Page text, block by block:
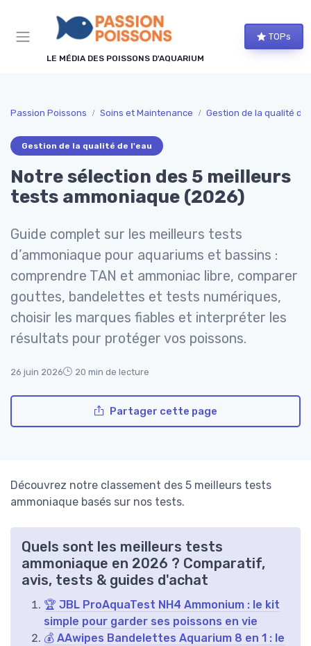
LE MÉDIA DES POISSONS D'AQUARIUM
TOPs
Passion Poissons Soins et Maintenance Gestion de la qualité de
Gestion de la qualité de l'eau
Notre sélection des 5 meilleurs
tests ammoniaque (2026)
Guide complet sur les meilleurs tests
d’ammoniaque pour aquariums et bassins :
comprendre TAN et ammoniac libre, comparer
gouttes, bandelettes et tests numériques,
choisir les marques fiables et interpréter les
résultats pour protéger vos poissons.
26 juin 2026 20 min de lecture
Partager cette page
Découvrez notre classement des 5 meilleurs tests
ammoniaque basés sur nos tests.
Quels sont les meilleurs tests
ammoniaque en 2026 ? Comparatif,
avis, tests & guides d'achat
🏆 JBL ProAquaTest NH4 Ammonium : le kit
simple pour garder ses poissons en vie
💰 AAwipes Bandelettes Aquarium 8 en 1 : le